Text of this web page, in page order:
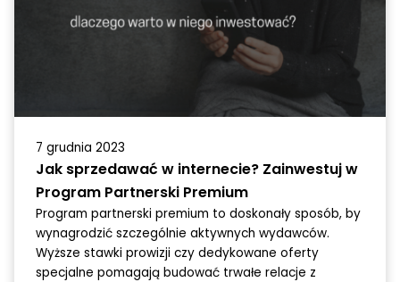
7 grudnia 2023
Jak sprzedawać w internecie? Zainwestuj w
Program Partnerski Premium
Program partnerski premium to doskonały sposób, by
wynagrodzić szczególnie aktywnych wydawców.
Wyższe stawki prowizji czy dedykowane oferty
specjalne pomagają budować trwałe relacje z